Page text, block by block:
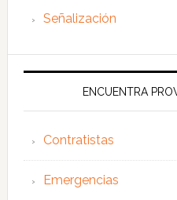
Señalización
ENCUENTRA
Contratistas
Emergencias